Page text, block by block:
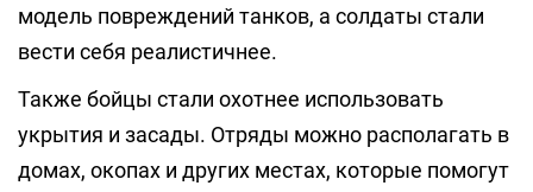
модель повреждений танков, а солдаты стали
вести себя реалистичнее.
Также бойцы стали охотнее использовать
укрытия и засады. Отряды можно располагать в
домах, окопах и других местах, которые помогут